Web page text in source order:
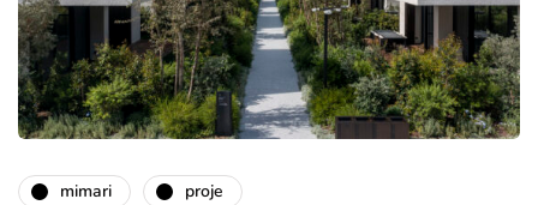
mimari proje